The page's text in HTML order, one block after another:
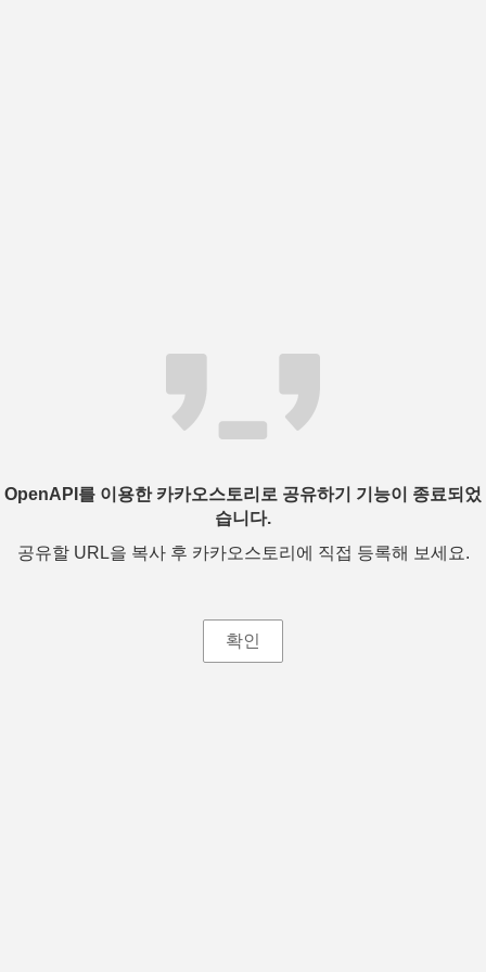
OpenAPI를 이용한 카카오스토리로 공유하기 기능이 종료되었
습니다.
공유할 URL을 복사 후 카카오스토리에 직접 등록해 보세요.
확인